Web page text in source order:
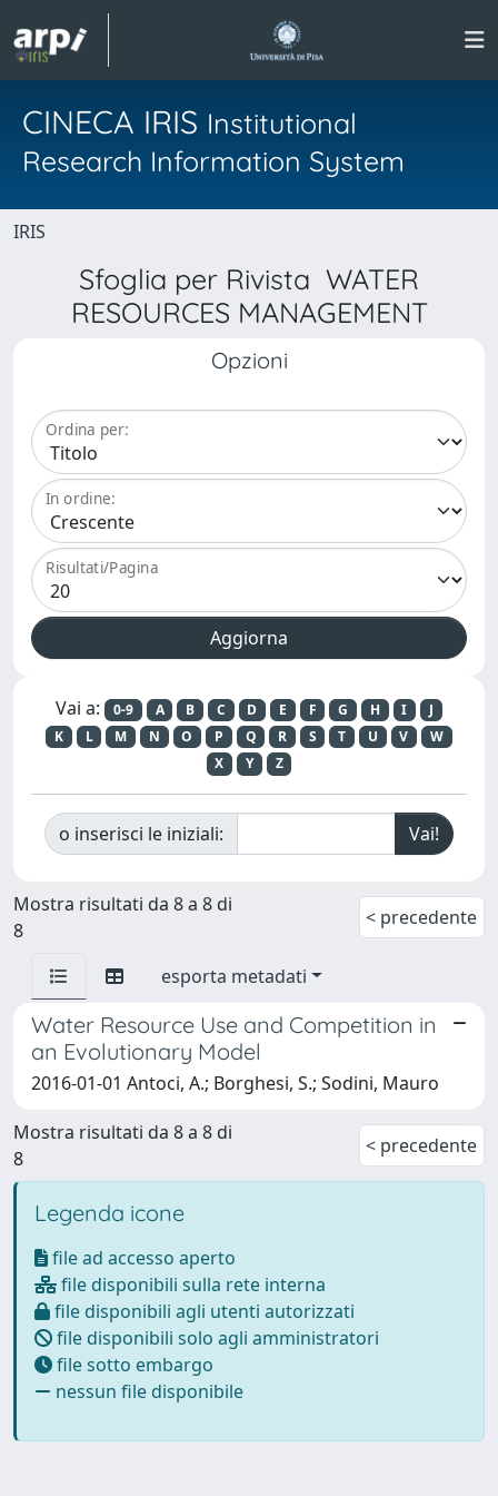
CINECA IRIS Institutional
Research Information System
IRIS
Sfoglia per Rivista WATER
RESOURCES MANAGEMENT
Opzioni
Ordina per:
In ordine:
Risultati/Pagina
Vai a: 0-9 A B C D E F G H I
J
K
L M N O P Q R S T U V
W
X
Y Z
o inserisci le iniziali:
Mostra risultati da 8 a 8 di
8
< precedente
esporta metadati
Water Resource Use and Competition in
an Evolutionary Model
2016-01-01 Antoci, A.; Borghesi, S.; Sodini, Mauro
Mostra risultati da 8 a 8 di
8
< precedente
Legenda icone
file ad accesso aperto
file disponibili sulla rete interna
file disponibili agli utenti autorizzati
file disponibili solo agli amministratori
file sotto embargo
nessun file disponibile